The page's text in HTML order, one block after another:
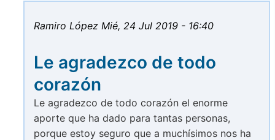
Ramiro López Mié, 24 Jul 2019 - 16:40
Le agradezco de todo
corazón
Le agradezco de todo corazón el enorme
aporte que ha dado para tantas personas,
porque estoy seguro que a muchísimos nos ha